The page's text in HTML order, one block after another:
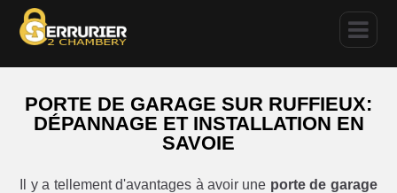
PORTE DE GARAGE SUR RUFFIEUX:
DÉPANNAGE ET INSTALLATION EN
SAVOIE
Il y a tellement d'avantages à avoir une porte de garage